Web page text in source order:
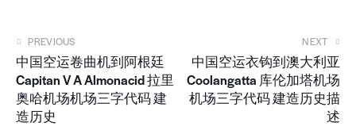
PREVIOUS
中国空运卷曲机到阿根廷
Capitan V A Almonacid 拉里
奥哈机场机场三字代码 建
造历史
NEXT
中国空运衣钩到澳大利亚
Coolangatta 库伦加塔机场
机场三字代码 建造历史描
述